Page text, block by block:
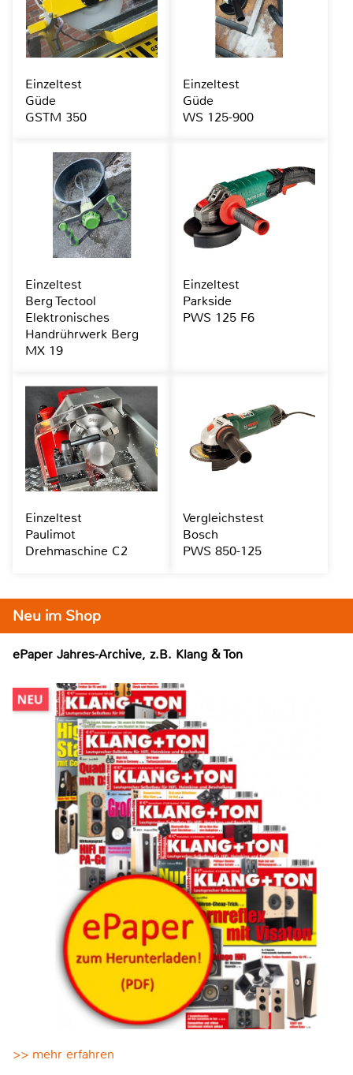
Neu im Shop
ePaper Jahres-Archive, z.B. Klang & Ton
>> mehr erfahren
Einzeltest
Güde
GSTM 350
Einzeltest
Güde
WS 125-900
Einzeltest
Berg Tectool
Elektronisches
Handrührwerk Berg
MX 19
Einzeltest
Parkside
PWS 125 F6
Einzeltest
Paulimot
Drehmaschine C2
Vergleichstest
Bosch
PWS 850-125